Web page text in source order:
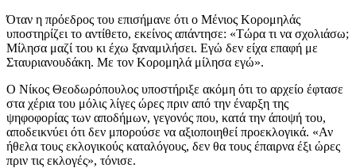
Όταν η πρόεδρος του επισήμανε ότι ο Μένιος Κορομηλάς
υποστηρίζει το αντίθετο, εκείνος απάντησε: «Τώρα τι να σχολιάσω;
Μίλησα μαζί του κι έχω ξαναμιλήσει. Εγώ δεν είχα επαφή με
Σταυριανουδάκη. Με τον Κορομηλά μίλησα εγώ».
Ο Νίκος Θεοδωρόπουλος υποστήριξε ακόμη ότι το αρχείο έφτασε
στα χέρια του μόλις λίγες ώρες πριν από την έναρξη της
ψηφοφορίας των αποδήμων, γεγονός που, κατά την άποψή του,
αποδεικνύει ότι δεν μπορούσε να αξιοποιηθεί προεκλογικά. «Αν
ήθελα τους εκλογικούς καταλόγους, δεν θα τους έπαιρνα έξι ώρες
πριν τις εκλογές», τόνισε.